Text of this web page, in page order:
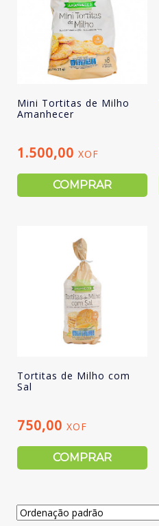
Mini Tortitas de Milho
Amanhecer
1.500,00 XOF
COMPRAR
Tortitas de Milho com
Sal
750,00 XOF
COMPRAR